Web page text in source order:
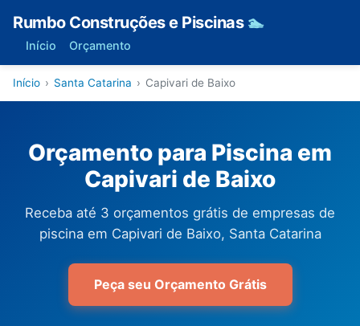
Rumbo Construções e Piscinas 🏊
Início Orçamento
Início › Santa Catarina › Capivari de Baixo
Orçamento para Piscina em
Capivari de Baixo
Receba até 3 orçamentos grátis de empresas de
piscina em Capivari de Baixo, Santa Catarina
Peça seu Orçamento Grátis